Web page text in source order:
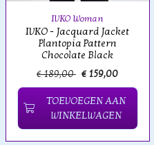
IVKO Woman
IVKO - Jacquard Jacket
Plantopia Pattern
Chocolate Black
€ 189,00 € 159,00
TOEVOEGEN AAN
WINKELWAGEN